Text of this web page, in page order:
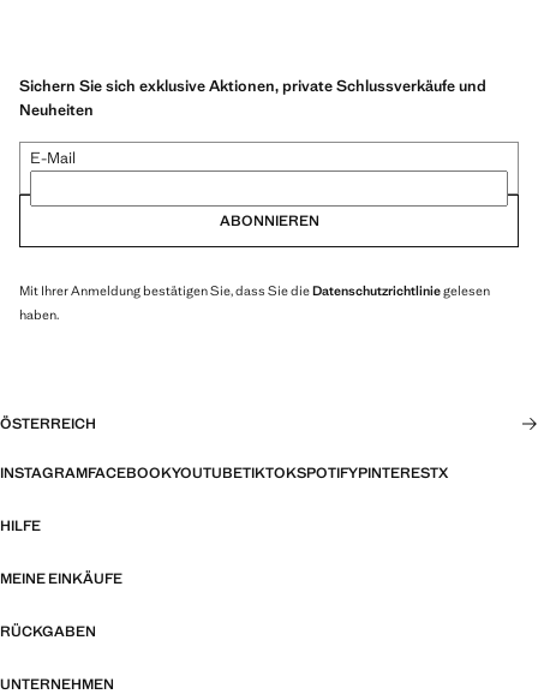
Sichern Sie sich exklusive Aktionen, private Schlussverkäufe und
Neuheiten
E-Mail
ABONNIEREN
Mit Ihrer Anmeldung bestätigen Sie, dass Sie dieDatenschutzrichtliniegelesen
haben.
ÖSTERREICH
INSTAGRAMFACEBOOKYOUTUBETIKTOKSPOTIFYPINTERESTX
HILFE
MEINE EINKÄUFE
RÜCKGABEN
UNTERNEHMEN